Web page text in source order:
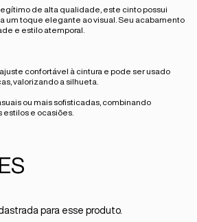
de alta qualidade, este cinto possui
um toque elegante ao visual. Seu acabamento
e estilo atemporal.
confortável à cintura e pode ser usado
valorizando a silhueta.
ou mais sofisticadas, combinando
e ocasiões.
para esse produto.